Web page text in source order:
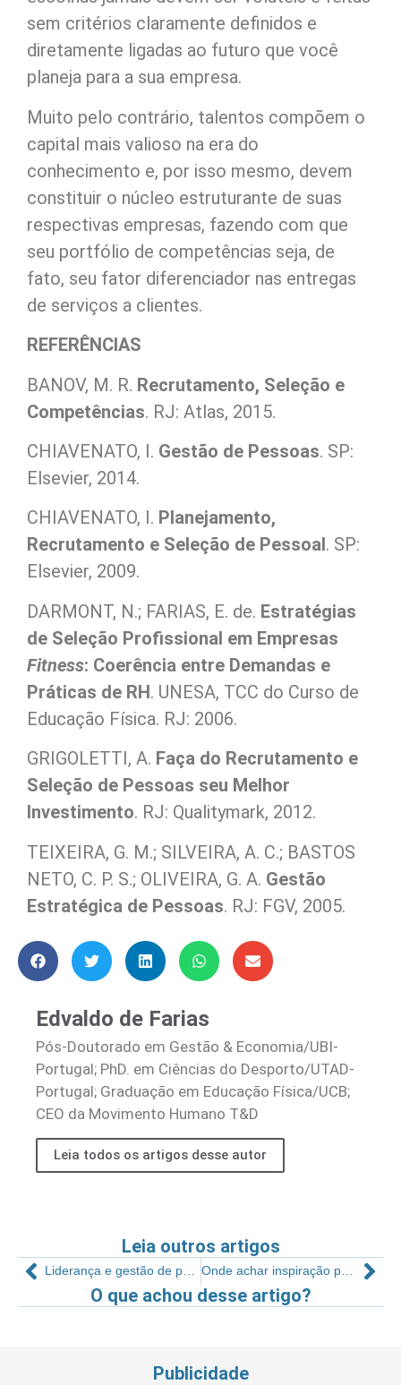
sem critérios claramente definidos e
diretamente ligadas ao futuro que você
planeja para a sua empresa.
Muito pelo contrário, talentos compõem o
capital mais valioso na era do
conhecimento e, por isso mesmo, devem
constituir o núcleo estruturante de suas
respectivas empresas, fazendo com que
seu portfólio de competências seja, de
fato, seu fator diferenciador nas entregas
de serviços a clientes.
REFERÊNCIAS
BANOV, M. R. Recrutamento, Seleção e
Competências. RJ: Atlas, 2015.
CHIAVENATO, I. Gestão de Pessoas. SP:
Elsevier, 2014.
CHIAVENATO, I. Planejamento,
Recrutamento e Seleção de Pessoal . SP:
Elsevier, 2009.
DARMONT, N.; FARIAS, E. de. Estratégias
de Seleção Profissional em Empresas
Fitness: Coerência entre Demandas e
Práticas de RH. UNESA, TCC do Curso de
Educação Física. RJ: 2006.
GRIGOLETTI, A. Faça do Recrutamento e
Seleção de Pessoas seu Melhor
Investimento. RJ: Qualitymark, 2012.
TEIXEIRA, G. M.; SILVEIRA, A. C.; BASTOS
NETO, C. P. S.; OLIVEIRA, G. A. Gestão
Estratégica de Pessoas. RJ: FGV, 2005.
Edvaldo de Farias
Pós-Doutorado em Gestão & Economia/UBI-
Portugal; PhD. em Ciências do Desporto/UTAD-
Portugal; Graduação em Educação Física/UCB;
CEO da Movimento Humano T&D
Leia todos os artigos desse autor
Leia outros artigos
Onde achar inspiração para me ajudar a desenvolver meu negócio?
O que achou desse artigo?
Publicidade